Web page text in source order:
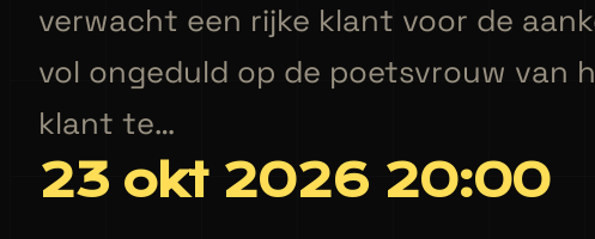
verwacht een rijke klant voor de
vol ongeduld op de poetsvrouw van
klant te…
23 okt 2026 20:00